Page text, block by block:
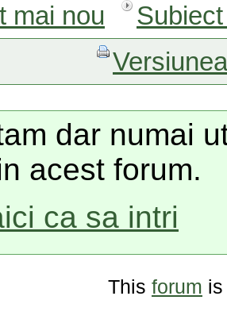
mai nou
dar numai
acest forum.
ca sa intri
This forum